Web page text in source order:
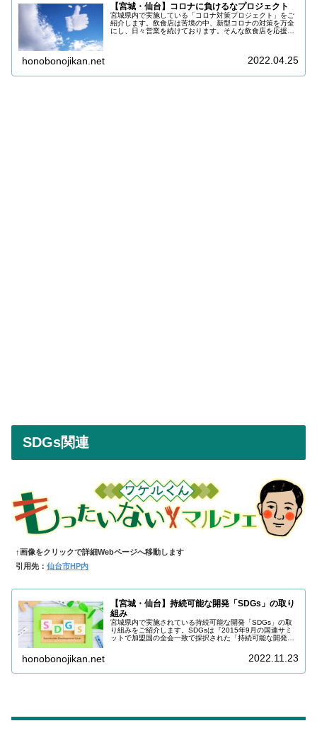
【宮城・仙台】コロナに負けるなプロジェクト
宮城県内で実施している「コロナ対策プロジェクト」をご
紹介します。飲食店は苦境の中、新型コロナの対策を万全
にし、日々営業を続けております。そんな飲食店を応援し
honobonojikan.net 2022.04.25
SDGs関連
↑画像をクリックで詳細Webページへ移動します
引用先： 仙台市HP内
【宮城・仙台】持続可能な開発「SDGs」の取り
組み
宮城県内で実施されている持続可能な開発「SDGs」の取
り組みをご紹介します。SDGsは『2015年9月の国連サミ
ットで加盟国の全会一致で採択された「持続可能な開発の
続可能でよりよい世界を目指す国際目標』です。
honobonojikan.net 2022.11.23